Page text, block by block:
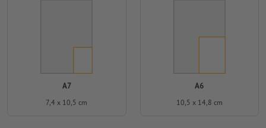
A7
7,4 x 10,5 cm
A6
10,5 x 14,8 cm